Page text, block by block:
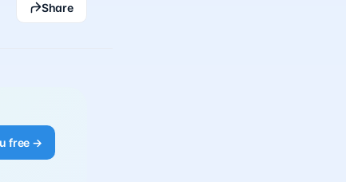
Share
free →